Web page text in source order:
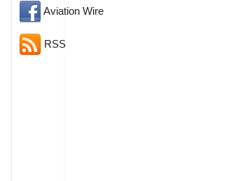
Aviation Wire
RSS